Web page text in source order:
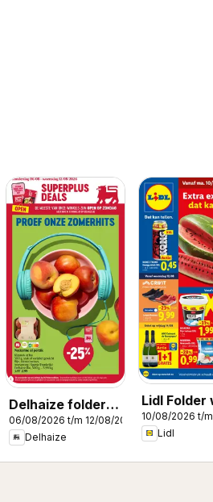
Delhaize folder
week 32
06/08/2026 t/m 12/08/2026
Delhaize
Lidl Folder
33
10/08/2026 t/
Lidl